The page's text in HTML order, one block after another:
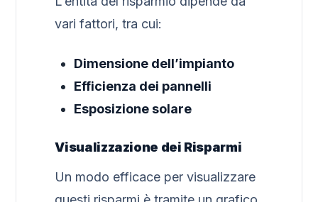
vari fattori, tra cui:
Dimensione dell’impianto
Efficienza dei pannelli
Esposizione solare
Visualizzazione dei Risparmi
Un modo efficace per visualizzare